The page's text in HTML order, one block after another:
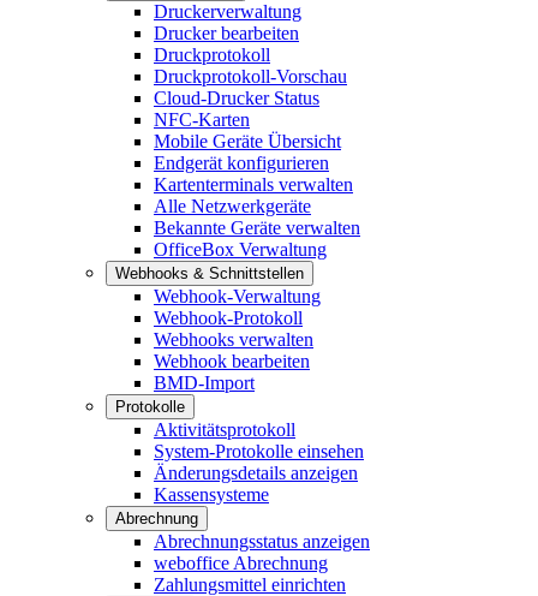
Druckerverwaltung
Drucker bearbeiten
Druckprotokoll
Druckprotokoll-Vorschau
Cloud-Drucker Status
NFC-Karten
Mobile Geräte Übersicht
Endgerät konfigurieren
Kartenterminals verwalten
Alle Netzwerkgeräte
Bekannte Geräte verwalten
OfficeBox Verwaltung
Webhooks & Schnittstellen
Webhook-Verwaltung
Webhook-Protokoll
Webhooks verwalten
Webhook bearbeiten
BMD-Import
Protokolle
Aktivitätsprotokoll
System-Protokolle einsehen
Änderungsdetails anzeigen
Kassensysteme
Abrechnung
Abrechnungsstatus anzeigen
weboffice Abrechnung
Zahlungsmittel einrichten